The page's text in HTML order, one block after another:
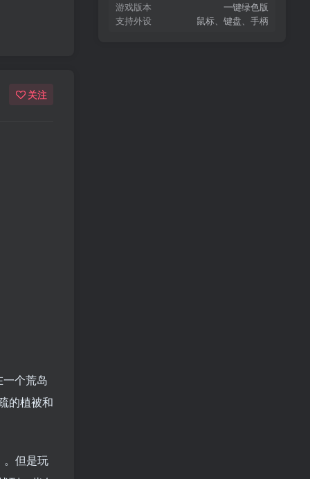
关注
个荒岛
的植被和
。但是玩
游戏版本
一键绿色版
支持外设
鼠标、键盘、手柄